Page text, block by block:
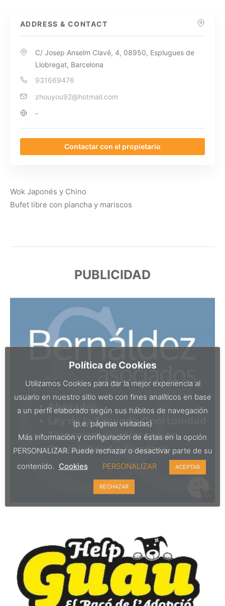
ADDRESS & CONTACT
C/ Josep Anselm Clavé, 4, 08950, Esplugues de
Llobregat, Barcelona
931669476
zhouyou92@hotmail.com
-
Contactar con el propietario
Wok Japonés y Chino
Bufet libre con plancha y mariscos
PUBLICIDAD
Política de Cookies
Utilizamos Cookies para dar la mejor experiencia al
usuario en nuestro sitio web con fines analíticos en base
a un perfil elaborado según sus hábitos de navegación
(p.e. páginas visitadas)
Más información y configuración de éstas en la opción
PERSONALIZAR. Puede rechazar o desactivar parte de su
contenido. Cookies PERSONALIZAR ACEPTAR
RECHAZAR